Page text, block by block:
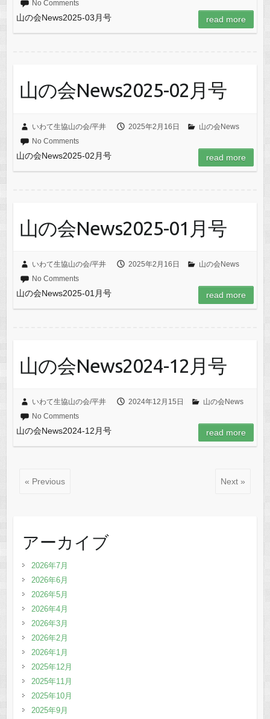
No Comments
山の会News2025-03月号 read more
山の会News2025-02月号
いわて生協山の会/平井 2025年2月16日
山の会News
No Comments
山の会News2025-02月号 read more
山の会News2025-01月号
いわて生協山の会/平井 2025年2月16日
山の会News
No Comments
山の会News2025-01月号 read more
山の会News2024-12月号
いわて生協山の会/平井 2024年12月15日
山の会News
No Comments
山の会News2024-12月号 read more
« Previous Next »
アーカイブ
2026年7月
2026年6月
2026年5月
2026年4月
2026年3月
2026年2月
2026年1月
2025年12月
2025年11月
2025年10月
2025年9月